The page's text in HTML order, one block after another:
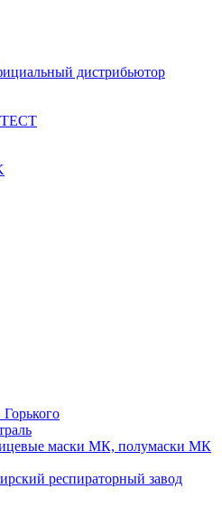
дистрибьютор
маски МК, полумаски МК
респираторный завод